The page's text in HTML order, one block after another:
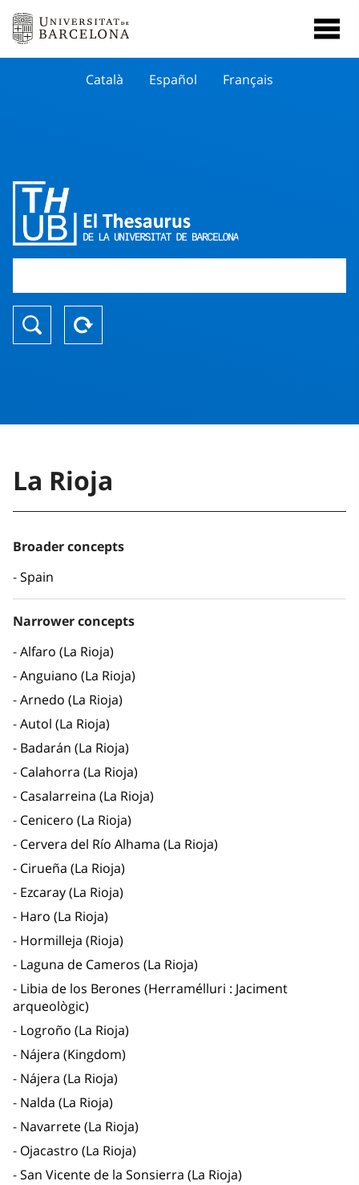
Català Español Français
La Rioja
Broader concepts
Spain
Narrower concepts
Alfaro (La Rioja)
Anguiano (La Rioja)
Arnedo (La Rioja)
Autol (La Rioja)
Badarán (La Rioja)
Calahorra (La Rioja)
Casalarreina (La Rioja)
Cenicero (La Rioja)
Cervera del Río Alhama (La Rioja)
Cirueña (La Rioja)
Ezcaray (La Rioja)
Haro (La Rioja)
Hormilleja (Rioja)
Laguna de Cameros (La Rioja)
Libia de los Berones (Herramélluri : Jaciment
arqueològic)
Logroño (La Rioja)
Nájera (Kingdom)
Nájera (La Rioja)
Nalda (La Rioja)
Navarrete (La Rioja)
Ojacastro (La Rioja)
San Vicente de la Sonsierra (La Rioja)